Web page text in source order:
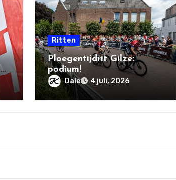
Ritten
Ploegentijdrit Gilze:
podium!
Dale 4 juli, 2026